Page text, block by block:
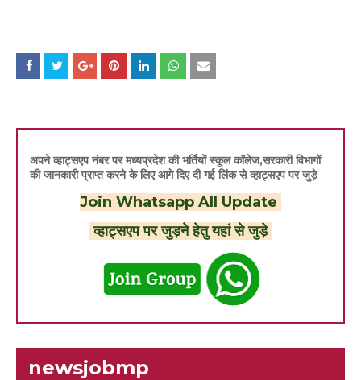
अपने व्हाट्सएप नंबर पर मध्यप्रदेश की भर्तियों स्कूल कॉलेज,सरकारी विभागों
की जानकारी प्राप्त करने के लिए आगे दिए दी गई लिंक से व्हाट्सएप पर जुड़े
Join Whatsapp All Update
व्हाट्सएप पर जुड़ने हेतु यहां से जुड़े
newsjobmp